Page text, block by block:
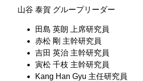
山谷 泰賀 グループリーダー
田島 英朗 上席研究員
赤松 剛 主幹研究員
吉田 英治 主幹研究員
寅松 千枝 主幹研究員
Kang Han Gyu 主任研究員